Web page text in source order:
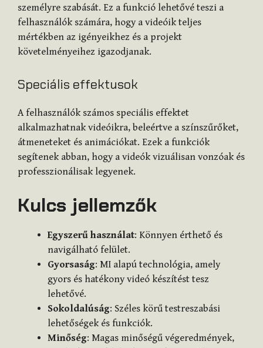
személyre szabását. Ez a funkció lehetővé teszi a
felhasználók számára, hogy a videóik teljes
mértékben az igényeikhez és a projekt
követelményeihez igazodjanak.
Speciális effektusok
A felhasználók számos speciális effektet
alkalmazhatnak videóikra, beleértve a színszűrőket,
átmeneteket és animációkat. Ezek a funkciók
segítenek abban, hogy a videók vizuálisan vonzóak és
professzionálisak legyenek.
Kulcs jellemzők
Egyszerű használat: Könnyen érthető és
navigálható felület.
Gyorsaság: MI alapú technológia, amely
gyors és hatékony videó készítést tesz
lehetővé.
Sokoldalúság: Széles körű testreszabási
lehetőségek és funkciók.
Minőség: Magas minőségű végeredmények,